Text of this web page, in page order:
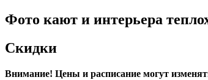
Фото кают и интерьера
Скидки
Внимание! Цены и расписание могут